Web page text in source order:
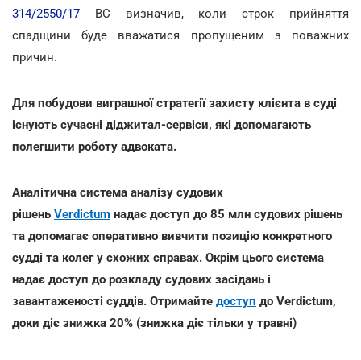
314/2550/17 ВС визначив, коли строк прийняття
спадщини буде вважатися пропущеним з поважних
причин.
Для побудови виграшної стратегії захисту клієнта в суді
існують сучасні діджитал-сервіси, які допомагають
полегшити роботу адвоката.
Аналітична система аналізу судових
рішень Verdictum надає доступ до 85 млн судових рішень
та допомагає оперативно вивчити позицію конкретного
судді та колег у схожих справах. Окрім цього система
надає доступ до розкладу судових засідань і
завантаженості суддів. Отримайте доступ до Verdictum,
доки діє знижка 20% (знижка діє тільки у травні)